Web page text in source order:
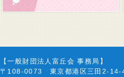
【一般財団法人富丘会 事務局】
〒108-0073 東京都港区三田2-14-